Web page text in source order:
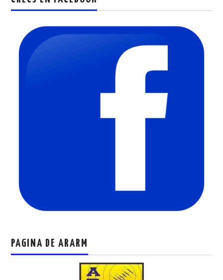
PAGINA DE ARARM